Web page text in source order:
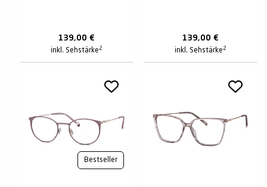
139,00 €
inkl. Sehstärke 2
139,00 €
inkl. Sehstärke 2
Bestseller